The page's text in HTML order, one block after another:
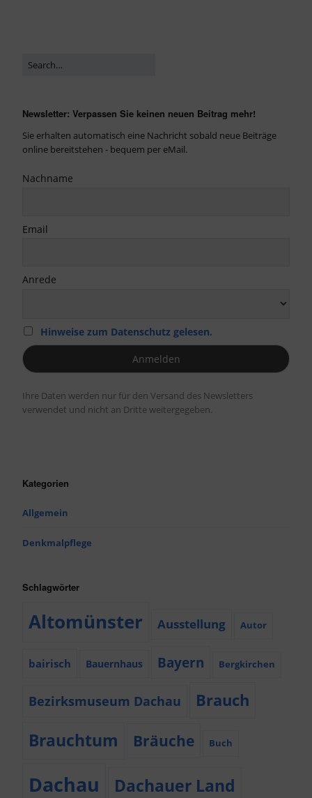
Newsletter: Verpassen Sie keinen neuen Beitrag mehr!
Sie erhalten automatisch eine Nachricht sobald neue Beiträge
online bereitstehen - bequem per eMail.
Nachname
Email
Anrede
Hinweise zum Datenschutz gelesen.
Ihre Daten werden nur für den Versand des Newsletters
verwendet und nicht an Dritte weitergegeben.
Kategorien
Allgemein
Denkmalpflege
Schlagwörter
Altomünster Ausstellung Autor
bairisch Bauernhaus Bayern Bergkirchen
Bezirksmuseum Dachau Brauch
Brauchtum Bräuche Buch
Dachau Dachauer Land